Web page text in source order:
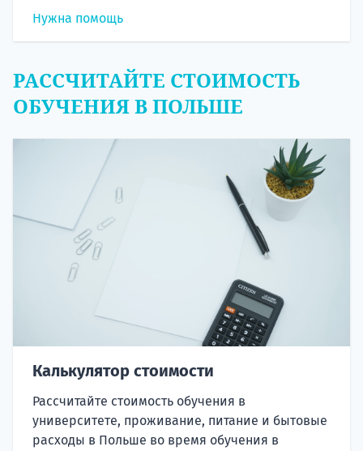
Нужна помощь
РАССЧИТАЙТЕ СТОИМОСТЬ
ОБУЧЕНИЯ В ПОЛЬШЕ
Калькулятор стоимости
Рассчитайте стоимость обучения в
университете, проживание, питание и бытовые
расходы в Польше во время обучения в